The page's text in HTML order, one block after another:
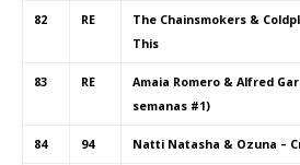
82 RE
The Chainsmokers &
This
83 RE
Amaia Romero & Alfred
semanas #1)
84 94 Natti Natasha & Ozuna –